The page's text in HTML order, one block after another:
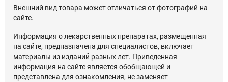
Внешний вид товара может отличаться от фотографий на
сайте.
Информация о лекарственных препаратах, размещенная
на сайте, предназначена для специалистов, включает
материалы из изданий разных лет. Приведенная
информация на сайте является обобщающей и
представлена для ознакомления, не заменяет